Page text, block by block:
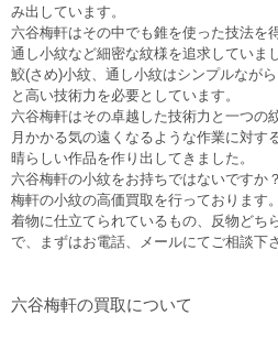
み出しています。
六谷梅軒はその中でも錐を使った技法を
通し小紋など細密な紋様を追求していまし
鮫(さめ)小紋、通し小紋はシンプルなが
と高い技術力を必要としています。
六谷梅軒はその卓越した技術力と一つの
月かかる気の遠くなるような作業に対す
晴らしい作品を作り出してきました。
六谷梅軒の小紋をお持ちではないですか
梅軒の小紋の高価買取を行っております。
着物に仕立てられているもの、反物どち
で、まずはお電話、メールにてご相談下さ
六谷梅軒の買取について